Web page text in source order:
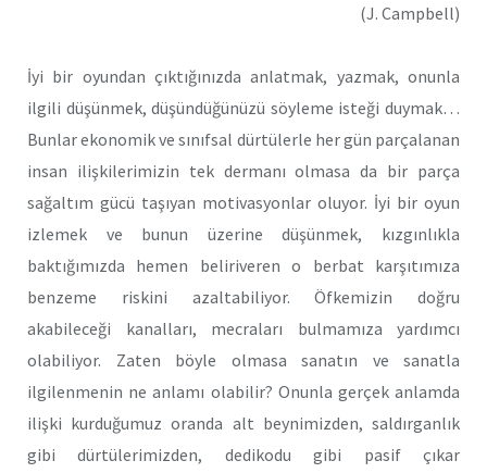
(J. Campbell)
İyi bir oyundan çıktığınızda anlatmak, yazmak, onunla
ilgili düşünmek, düşündüğünüzü söyleme isteği duymak…
Bunlar ekonomik ve sınıfsal dürtülerle her gün parçalanan
insan ilişkilerimizin tek dermanı olmasa da bir parça
sağaltım gücü taşıyan motivasyonlar oluyor. İyi bir oyun
izlemek ve bunun üzerine düşünmek, kızgınlıkla
baktığımızda hemen beliriveren o berbat karşıtımıza
benzeme riskini azaltabiliyor. Öfkemizin doğru
akabileceği kanalları, mecraları bulmamıza yardımcı
olabiliyor. Zaten böyle olmasa sanatın ve sanatla
ilgilenmenin ne anlamı olabilir? Onunla gerçek anlamda
ilişki kurduğumuz oranda alt beynimizden, saldırganlık
gibi dürtülerimizden, dedikodu gibi pasif çıkar